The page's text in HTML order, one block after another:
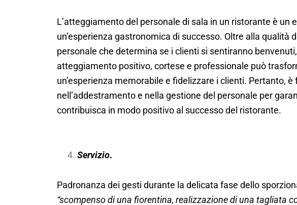
L’atteggiamento del personale di sala in un ristorante è un
un’esperienza gastronomica di successo. Oltre alla qualità
personale che determina se i clienti si sentiranno
atteggiamento positivo, cortese e professionale può
un’esperienza memorabile e fidelizzare i clienti. Pertanto,
nell’addestramento e nella gestione del personale per
contribuisca in modo positivo al successo del ristorante.
Servizio.
Padronanza dei gesti durante la delicata fase dello
“scompenso di una fiorentina, realizzazione di una tagliata